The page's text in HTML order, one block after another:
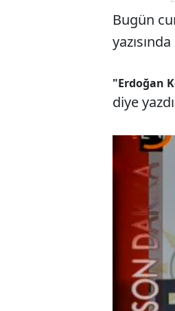
Bugün
yazısında
"Erdoğan
diye